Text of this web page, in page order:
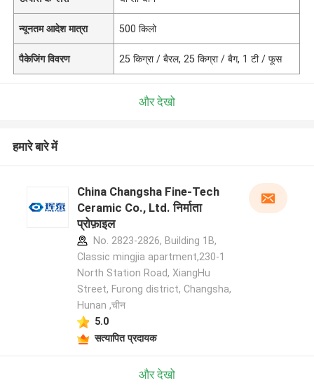
न्यूनतम आदेश मात्रा 500 किलो
पैकेजिंग विवरण 25 किग्रा / बैरल, 25 किग्रा / बैग, 1 टी / फूस
और देखो
हमारे बारे में
China Changsha Fine-Tech
Ceramic Co., Ltd. निर्माता
प्रोफ़ाइल
No. 2823-2826, Building 1B,
Classic mingjia apartment,230-1
North Station Road, XiangHu
Street, Furong district, Changsha,
Hunan ,चीन
5.0
सत्यापित प्रदायक
और देखो